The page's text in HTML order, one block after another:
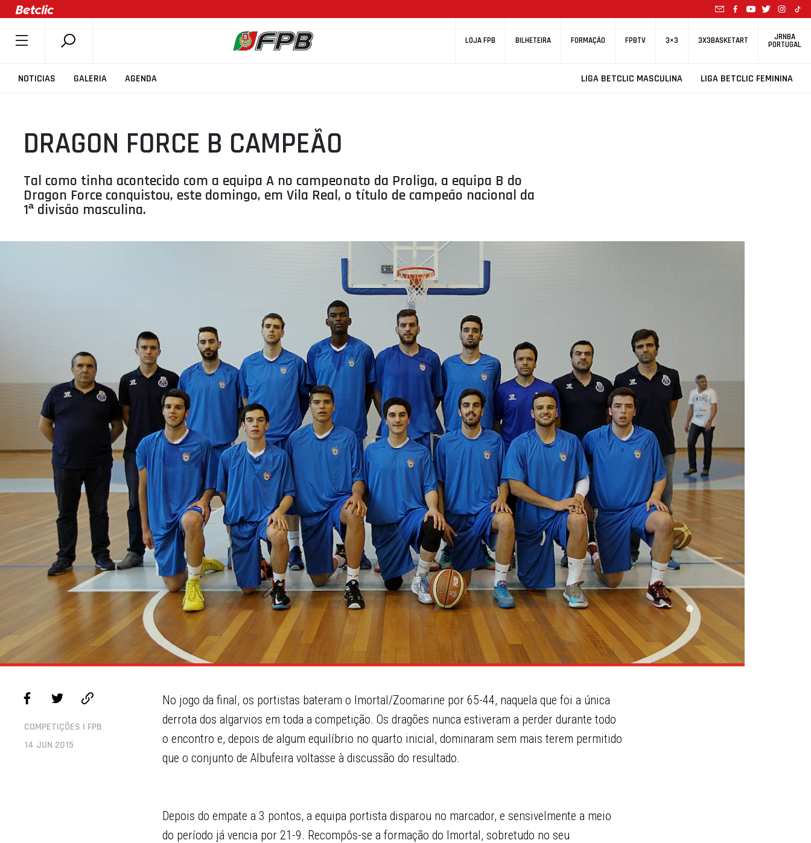
LOJA FPB BILHETEIRA FORMAÇÃO FPBTV 3×3 3X3BASKETART JRNBA
PORTUGAL
NOTICIAS GALERIA AGENDA LIGA BETCLIC MASCULINA LIGA BETCLIC FEMININA
SOBRE A FPB
COMPETIÇÕES
ASSOCIAÇÕES
CLUBES
AGENTES
SELEÇÕES
DRAGON FORCE B CAMPEÃO
Tal como tinha acontecido com a equipa A no campeonato da Proliga, a equipa B do
Dragon Force conquistou, este domingo, em Vila Real, o título de campeão nacional da
1ª divisão masculina.
COMPETIÇÕES | FPB
14 JUN 2015
No jogo da final, os portistas bateram o Imortal/Zoomarine por 65-44, naquela que foi a única
derrota dos algarvios em toda a competição. Os dragões nunca estiveram a perder durante todo
o encontro e, depois de algum equilíbrio no quarto inicial, dominaram sem mais terem permitido
que o conjunto de Albufeira voltasse à discussão do resultado.
Depois do empate a 3 pontos, a equipa portista disparou no marcador, e sensivelmente a meio
do período já vencia por 21-9. Recompôs-se a formação do Imortal, sobretudo no seu